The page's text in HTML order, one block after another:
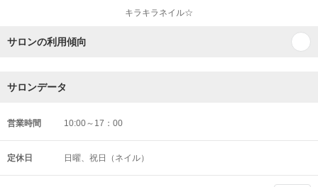
キラキラネイル☆
サロンの利用傾向
サロンデータ
営業時間 10:00～17：00
定休日 日曜、祝日（ネイル）